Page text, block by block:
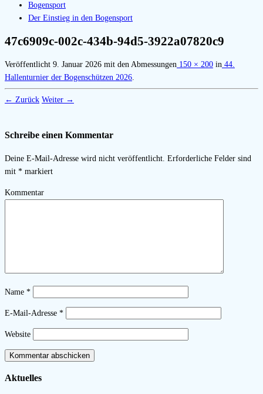
Bogensport
Der Einstieg in den Bogensport
47c6909c-002c-434b-94d5-3922a07820c9
Veröffentlicht 9. Januar 2026 mit den Abmessungen 150 × 200 in 44.
Hallenturnier der Bogenschützen 2026
← Zurück Weiter →
Schreibe einen Kommentar
Deine E-Mail-Adresse wird nicht veröffentlicht. Erforderliche Felder sind
mit * markiert
Kommentar
Name *
E-Mail-Adresse *
Website
Aktuelles